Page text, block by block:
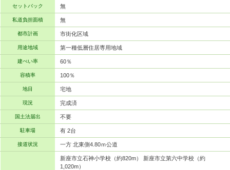
セットバック 無
私道負担面積 無
都市計画 市街化区域
用途地域 第一種低層住居専用地域
建ぺい率 60％
容積率 100％
地目 宅地
現況 完成済
国土法届出 不要
駐車場 有 2台
接道状況 一方 北東側4.80ｍ公道
新座市立石神小学校（約820m） 新座市立第六中学校（約
1,020m）